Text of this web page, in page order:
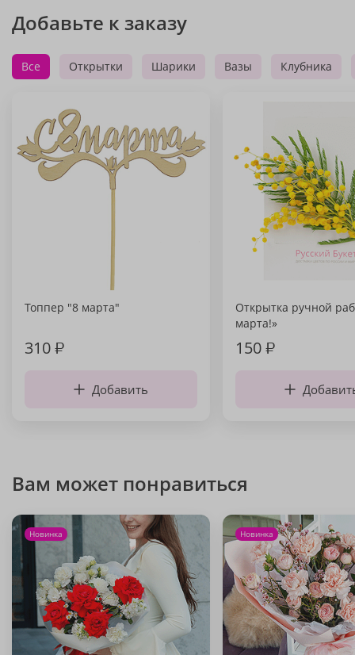
Добавьте к заказу
Все Открытки Шарики Вазы Клубника
Топпер "8 марта"
310₽
Добавить
Открытка ручной
марта!»
150₽
Вам может понравиться
Новинка Новинка